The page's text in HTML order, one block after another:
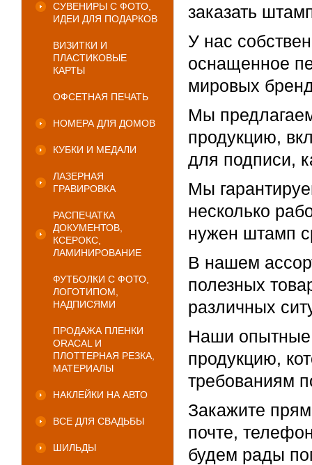
СУВЕНИРЫ С ФОТО,
ИДЕИ ДЛЯ ПОДАРКОВ
ВИЗИТКИ И
ПЛАСТИКОВЫЕ
КАРТЫ
ОФСЕТНАЯ ПЕЧАТЬ
НОМЕРА ДЛЯ ДОМОВ
КУБКИ И МЕДАЛИ
ЛАЗЕРНАЯ
ГРАВИРОВКА
РАСПЕЧАТКА
ДОКУМЕНТОВ,
КСЕРОКС,
ЛАМИНИРОВАНИЕ
ФУТБОЛКИ С ФОТО,
ЛОГОТИПОМ,
НАДПИСЯМИ
ПРОДАЖА ПЛЕНКИ
ORACAL И
ПЛОТТЕРНАЯ РЕЗКА,
МАТЕРИАЛЫ
НАКЛЕЙКИ НА АВТО
ВСЕ ДЛЯ СВАДЬБЫ
ШИЛЬДЫ
заказать
У нас
оснащенное
мировых
Мы
продукцию,
для подписи,
Мы
несколько
нужен штамп
В нашем
полезных
различных
Наши опытные
продукцию,
требованиям
Закажите
почте,
будем рады